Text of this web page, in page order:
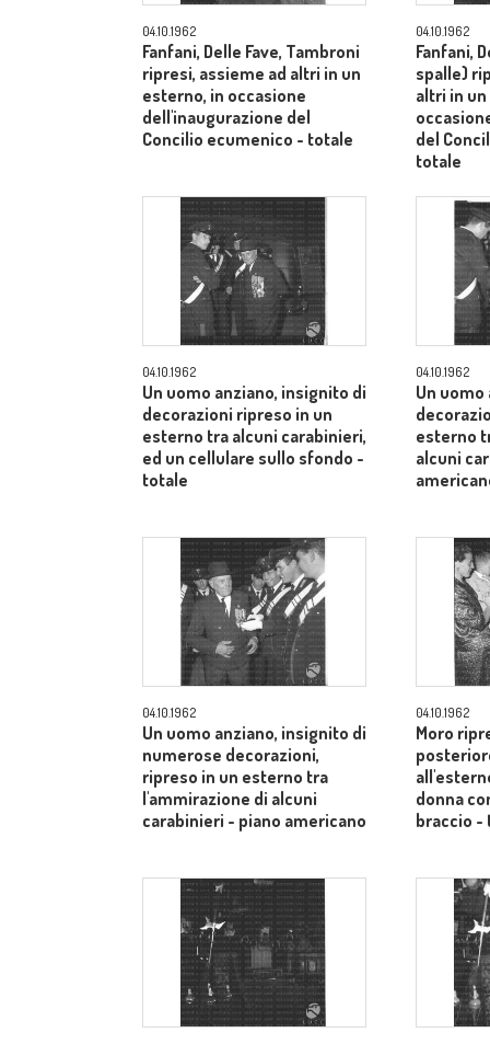
04.10.1962
Fanfani, Delle Fave, Tambroni
ripresi, assieme ad altri in un
esterno, in occasione
dell'inaugurazione del
Concilio ecumenico - totale
04.10.1962
Fanfani,
spalle)
altri in
del
totale
04.10.1962
Un uomo anziano, insignito di
decorazioni ripreso in un
esterno tra alcuni carabinieri,
ed un cellulare sullo sfondo -
totale
04.10.1962
Un
esterno
alcuni
04.10.1962
Un uomo anziano, insignito di
numerose decorazioni,
ripreso in un esterno tra
l'ammirazione di alcuni
carabinieri - piano americano
04.10.1962
Moro
donna
braccio -